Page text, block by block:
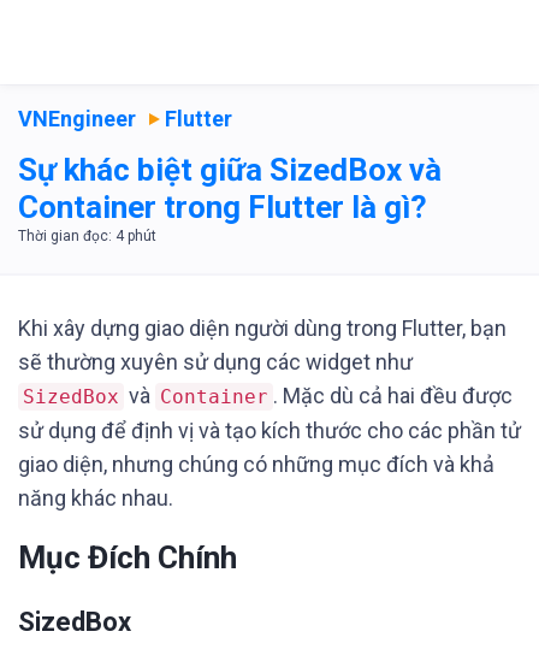
VNEngineer Flutter
Sự khác biệt giữa SizedBox và
Container trong Flutter là gì?
Khi xây dựng giao diện người dùng trong Flutter, bạn
sẽ thường xuyên sử dụng các widget như
SizedBox và Container . Mặc dù cả hai đều được
sử dụng để định vị và tạo kích thước cho các phần tử
giao diện, nhưng chúng có những mục đích và khả
năng khác nhau.
Mục Đích Chính
SizedBox